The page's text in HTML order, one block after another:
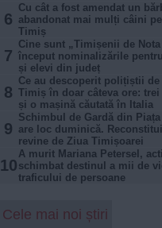
6
Cu cât a fost amendat un
abandonat mai mulți câini
Timiș
7
Cine sunt „Timișenii de Nota
început nominalizările
și elevi din județ
8
Ce au descoperit polițiștii
Timiș în doar câteva ore: trei
și o mașină căutată în Italia
9
Schimbul de Gardă din
are loc duminică.
revine de Ziua Timișoarei
10
A murit Mariana Petersel,
schimbat destinul a mii de
traficului de persoane
Cele mai noi știri